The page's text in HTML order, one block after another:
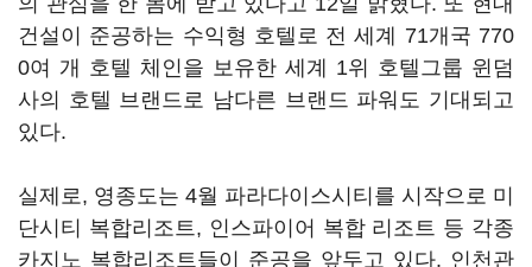
건설이 준공하는 수익형 호텔로 전 세계 71개국 770
0여 개 호텔 체인을 보유한 세계 1위 호텔그룹 윈덤
사의 호텔 브랜드로 남다른 브랜드 파워도 기대되고
있다.
실제로, 영종도는 4월 파라다이스시티를 시작으로 미
단시티 복합리조트, 인스파이어 복합 리조트 등 각종
카지노 복합리조트들이 준공을 앞두고 있다. 인천관